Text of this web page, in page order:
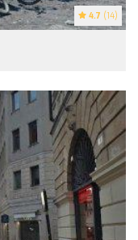
4.7 (14)